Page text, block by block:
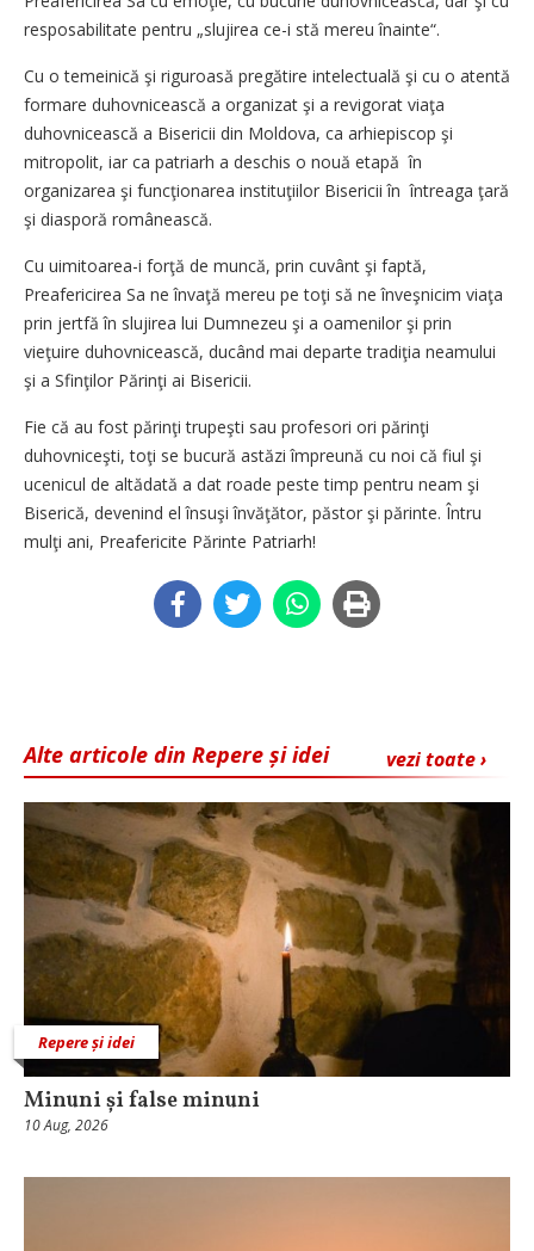
resposabilitate pentru „slujirea ce-i stă mereu înainte“.
Cu o temeinică şi riguroasă pregătire intelectuală şi cu o atentă
formare duhovnicească a organizat şi a revigorat viaţa
duhovnicească a Bisericii din Moldova, ca arhiepiscop şi
mitropolit, iar ca patriarh a deschis o nouă etapă în
organizarea şi funcţionarea instituţiilor Bisericii în întreaga ţară
şi diasporă românească.
Cu uimitoarea-i forţă de muncă, prin cuvânt şi faptă,
Preafericirea Sa ne învaţă mereu pe toţi să ne înveşnicim viaţa
prin jertfă în slujirea lui Dumnezeu şi a oamenilor şi prin
vieţuire duhovnicească, ducând mai departe tradiţia neamului
şi a Sfinţilor Părinţi ai Bisericii.
Fie că au fost părinţi trupeşti sau profesori ori părinţi
duhovniceşti, toţi se bucură astăzi împreună cu noi că fiul şi
ucenicul de altădată a dat roade peste timp pentru neam şi
Biserică, devenind el însuşi învăţător, păstor şi părinte. Întru
mulţi ani, Preafericite Părinte Patriarh!
vezi toate ›
Alte articole din Repere și idei
Repere și idei
Minuni și false minuni
10 Aug, 2026